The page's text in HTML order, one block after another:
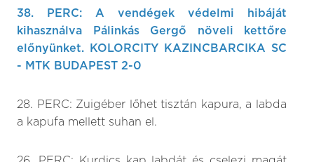
38. PERC: A vendégek védelmi hibáját
kihasználva Pálinkás Gergő növeli kettőre
előnyünket. KOLORCITY KAZINCBARCIKA SC
- MTK BUDAPEST 2-0
28. PERC: Zuigéber lőhet tisztán kapura, a labda
a kapufa mellett suhan el.